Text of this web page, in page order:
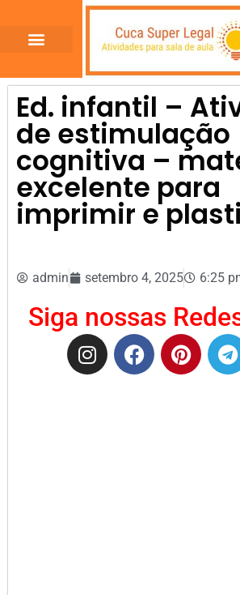
Ed. infantil –
de estimulação
cognitiva –
excelente para
imprimir e
admin setembro 4, 2025 6:25
Siga nossas